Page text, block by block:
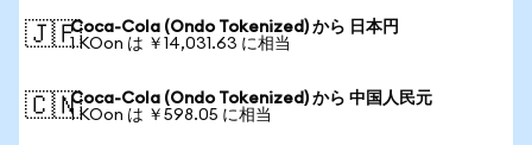
🇯🇵Coca-Cola (Ondo Tokenized) から 日本円
1 KOon は ￥14,031.63 に相当
🇨🇳Coca-Cola (Ondo Tokenized) から 中国人民元
1 KOon は ￥598.05 に相当